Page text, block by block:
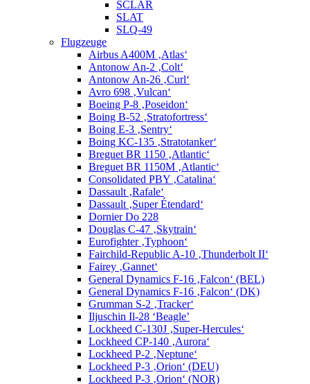
SCLAR
SLAT
SLQ-49
Flugzeuge
Airbus A400M ‚Atlas‘
Antonow An-2 ‚Colt‘
Antonow An-26 ‚Curl‘
Avro 698 ‚Vulcan‘
Boeing P-8 ‚Poseidon‘
Boing B-52 ‚Stratofortress‘
Boing E-3 ‚Sentry‘
Boing KC-135 ‚Stratotanker‘
Breguet BR 1150 ‚Atlantic‘
Breguet BR 1150M ‚Atlantic‘
Consolidated PBY ‚Catalina‘
Dassault ‚Rafale‘
Dassault ‚Super Étendard‘
Dornier Do 228
Douglas C-47 ‚Skytrain‘
Eurofighter ‚Typhoon‘
Fairchild-Republic A-10 ‚Thunderbolt II‘
Fairey ‚Gannet‘
General Dynamics F-16 ‚Falcon‘ (BEL)
General Dynamics F-16 ‚Falcon‘ (DK)
Grumman S-2 ‚Tracker‘
Iljuschin Il-28 ‘Beagle’
Lockheed C-130J ‚Super-Hercules‘
Lockheed CP-140 ‚Aurora‘
Lockheed P-2 ‚Neptune‘
Lockheed P-3 ‚Orion‘ (DEU)
Lockheed P-3 ‚Orion‘ (NOR)